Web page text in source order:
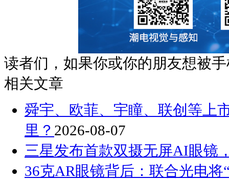
读者们，如果你或你的朋友想被
相关文章
舜宇、欧菲、宇瞳、联创等上
里？ 2026-08-07
三星发布首款双摄无屏AI眼镜
36克AR眼镜背后：联合光电将